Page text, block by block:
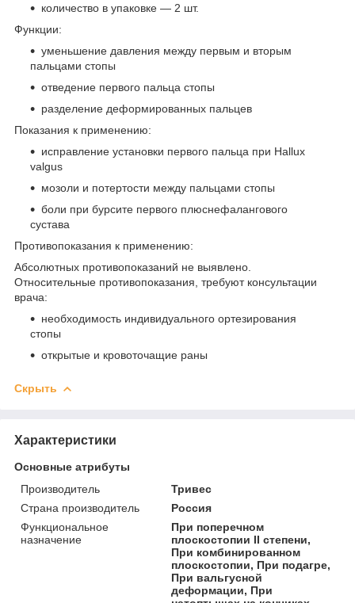
количество в упаковке — 2 шт.
Функции:
уменьшение давления между первым и вторым
пальцами стопы
отведение первого пальца стопы
разделение деформированных пальцев
Показания к применению:
исправление установки первого пальца при Hallux
valgus
мозоли и потертости между пальцами стопы
боли при бурсите первого плюснефалангового
сустава
Противопоказания к применению:
Абсолютных противопоказаний не выявлено.
Относительные противопоказания, требуют консультации
врача:
необходимость индивидуального ортезирования
стопы
открытые и кровоточащие раны
Скрыть
Характеристики
Основные атрибуты
Производитель
Тривес
Страна производитель
Россия
Функциональное
назначение
При поперечном
плоскостопии II степени,
При комбинированном
плоскостопии, При подагре,
При вальгусной
деформации, При